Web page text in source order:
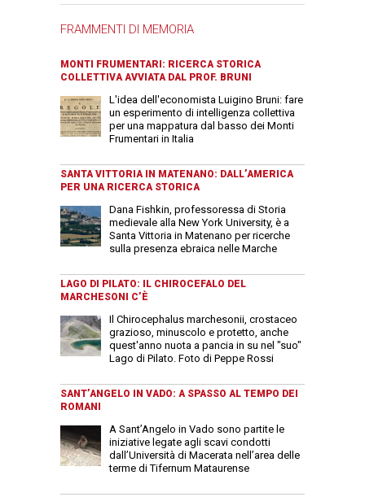
FRAMMENTI DI MEMORIA
MONTI FRUMENTARI: RICERCA STORICA
COLLETTIVA AVVIATA DAL PROF. BRUNI
L'idea dell'economista Luigino Bruni: fare
un esperimento di intelligenza collettiva
per una mappatura dal basso dei Monti
Frumentari in Italia
SANTA VITTORIA IN MATENANO: DALL’AMERICA
PER UNA RICERCA STORICA
Dana Fishkin, professoressa di Storia
medievale alla New York University, è a
Santa Vittoria in Matenano per ricerche
sulla presenza ebraica nelle Marche
LAGO DI PILATO: IL CHIROCEFALO DEL
MARCHESONI C’È
Il Chirocephalus marchesonii, crostaceo
grazioso, minuscolo e protetto, anche
quest'anno nuota a pancia in su nel "suo"
Lago di Pilato. Foto di Peppe Rossi
SANT’ANGELO IN VADO: A SPASSO AL TEMPO DEI
ROMANI
A Sant’Angelo in Vado sono partite le
iniziative legate agli scavi condotti
dall’Università di Macerata nell’area delle
terme di Tifernum Mataurense